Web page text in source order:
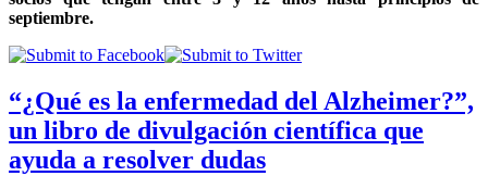
septiembre.
“¿Qué es la enfermedad del Alzheimer?”,
un libro de divulgación científica que
ayuda a resolver dudas